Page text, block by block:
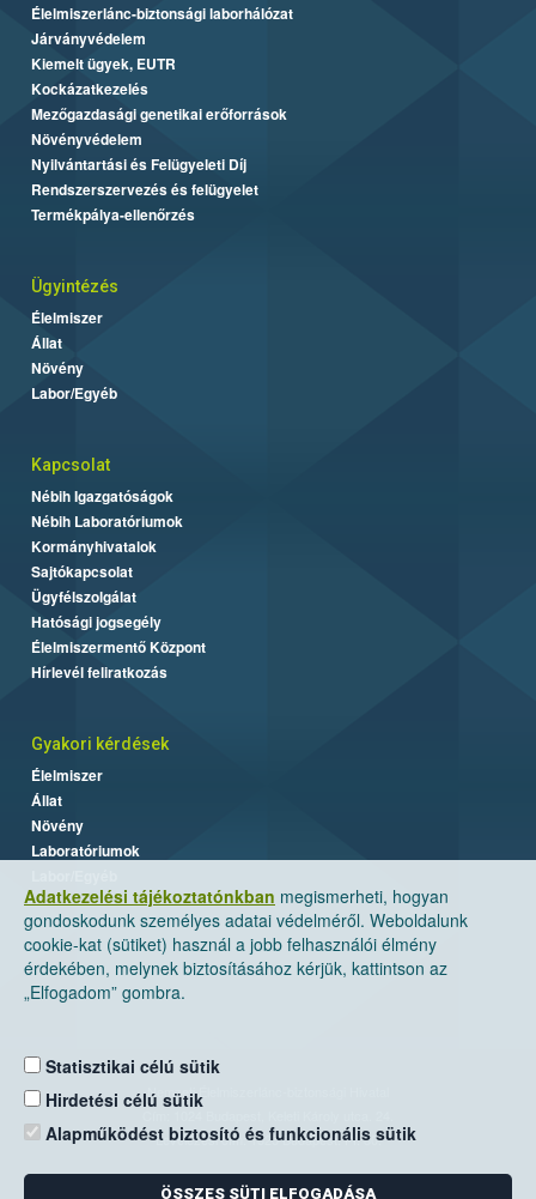
Adatkezelési tájékoztatónkban megismerheti, hogyan
gondoskodunk személyes adatai védelméről. Weboldalunk
cookie-kat (sütiket) használ a jobb felhasználói élmény
érdekében, melynek biztosításához kérjük, kattintson az
„Elfogadom” gombra.
Statisztikai célú sütik
Hirdetési célú sütik
Alapműködést biztosító és funkcionális sütik
ÖSSZES SÜTI ELFOGADÁSA
Élelmiszerlánc-biztonsági laborhálózat
Járványvédelem
Kiemelt ügyek, EUTR
Kockázatkezelés
Mezőgazdasági genetikai erőforrások
Növényvédelem
Nyilvántartási és Felügyeleti Díj
Rendszerszervezés és felügyelet
Termékpálya-ellenőrzés
Ügyintézés
Élelmiszer
Állat
Növény
Labor/Egyéb
Kapcsolat
Nébih Igazgatóságok
Nébih Laboratóriumok
Kormányhivatalok
Sajtókapcsolat
Ügyfélszolgálat
Hatósági jogsegély
Élelmiszermentő Központ
Hírlevél feliratkozás
Gyakori kérdések
Élelmiszer
Állat
Növény
Laboratóriumok
Nemzeti Élelmiszerlánc-biztonsági Hivatal
Levelezési cím: 1525 Budapest. Pf. 30.